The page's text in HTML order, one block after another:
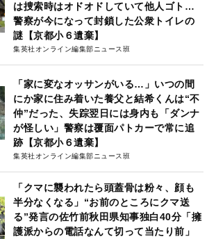
は捜索時はオドオドしていて他人ゴト…
警察が今になって封鎖した公衆トイレの
謎【京都小６遺棄】
集英社オンライン編集部ニュース班
「家に変なオッサンがいる…」いつの間
にか家に住み着いた養父と結希くんは“不
仲”だった、失踪翌日には身内も「ダンナ
が怪しい」警察は覆面パトカーで常に追
跡【京都小６遺棄】
集英社オンライン編集部ニュース班
「クマに襲われたら頭蓋骨は粉々、顔も
半分なくなる」“お前のところにクマ送
る”発言の佐竹前秋田県知事独白40分「擁
護派からの電話なんて切って当たり前」